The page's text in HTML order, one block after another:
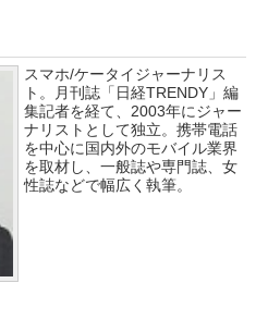
スマホ/ケータイジャーナリス
ト。月刊誌「日経TRENDY」編
集記者を経て、2003年にジャー
ナリストとして独立。携帯電話
を中心に国内外のモバイル業界
を取材し、一般誌や専門誌、女
性誌などで幅広く執筆。